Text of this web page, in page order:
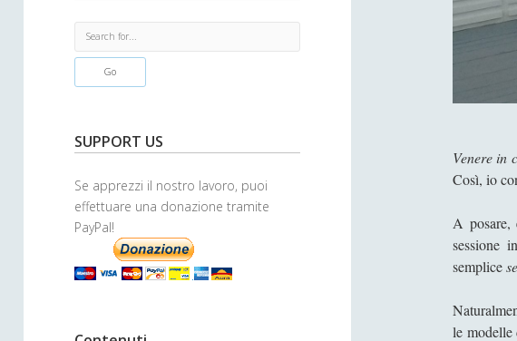
e
h
SUPPORT US
Se apprezzi il nostro lavoro, puoi
effettuare una donazione tramite
PayPal!
Venere in
Così, io
A posare,
sessione
semplice
le